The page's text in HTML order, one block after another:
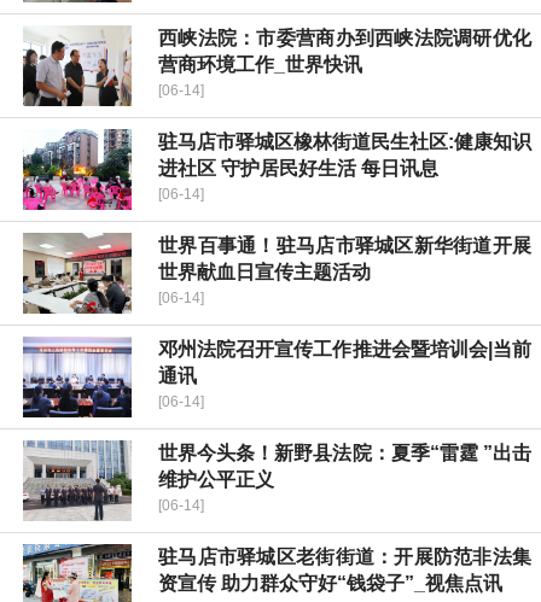
西峡法院：市委营商办到西峡法院调研优化
营商环境工作_世界快讯
[06-14]
驻马店市驿城区橡林街道民生社区:健康知识
进社区 守护居民好生活 每日讯息
[06-14]
世界百事通！驻马店市驿城区新华街道开展
世界献血日宣传主题活动
[06-14]
邓州法院召开宣传工作推进会暨培训会|当前
通讯
[06-14]
世界今头条！新野县法院：夏季“雷霆 ”出击
维护公平正义
[06-14]
驻马店市驿城区老街街道：开展防范非法集
资宣传 助力群众守好“钱袋子”_视焦点讯